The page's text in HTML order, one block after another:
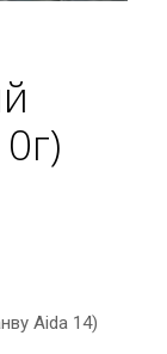
Aida 14)